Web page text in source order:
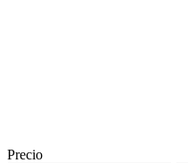
Precio